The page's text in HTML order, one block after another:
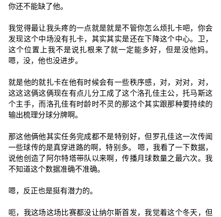
你还不能缺了他。
我觉得最让我头疼的一点就是就是不管你怎么烦扎卡吧，你会
发现这个中场没有扎卡，其实其实是还在下降这个中心。卫，
这个位置上我不是说扎根来了就一定能多好，但是没他妈。
嗯，没，他也没进步。
就是他的就扎卡在他有时候会有一些秩序感，对，对对，对，
这这这俩这俩现在有点儿分工成了这个洛孔佳主公，托马斯这
个主手，而洛孔佳有时龄时不灵的那这个其实跟那种要持续的
输出梳理分球分牌啊。
那这他俩他其实任务完成都不是特别好，但罗孔佳这一次传闻
一些球传的是真穿进路的啊，特别多。 嗯，我看了一下数据，
说他创造了阿尔特塔带队以来啊，传播月球数量之最六次。我
不知道这个数据准确不准确。
嗯，反正也是挺有潜力的。
呃，我这场这场比赛都没让纳尔斯首发，我觉着这个冬天，但